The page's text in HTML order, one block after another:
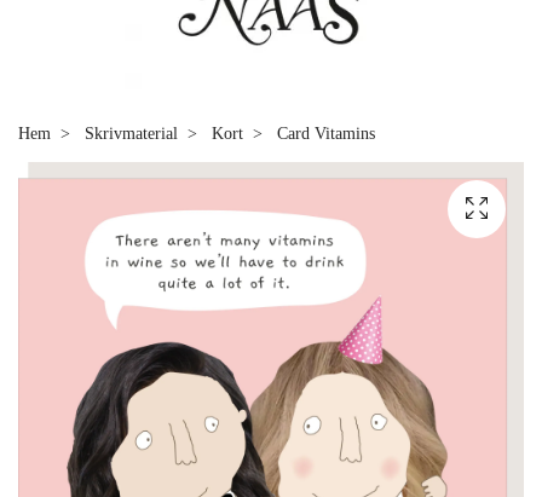
Hem Skrivmaterial Kort Card Vitamins